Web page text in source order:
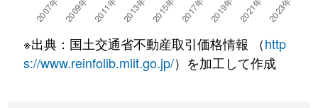
※出典：国土交通省不動産取引価格情報 （http
s://www.reinfolib.mlit.go.jp/）を加工して作成